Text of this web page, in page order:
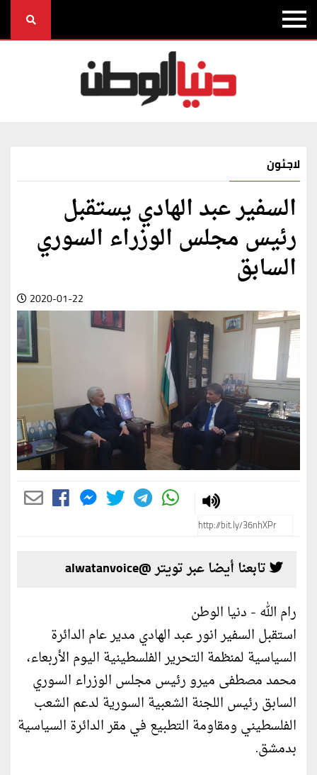
لاجئون
السفير عبد الهادي يستقبل
رئيس مجلس الوزراء السوري
السابق
2020-01-22
تابعنا أيضا عبر تويتر @alwatanvoice
رام الله - دنيا الوطن
استقبل السفير انور عبد الهادي مدير عام الدائرة
السياسية لمنظمة التحرير الفلسطينية اليوم الأربعاء،
محمد مصطفى ميرو رئيس مجلس الوزراء السوري
السابق رئيس اللجنة الشعبية السورية لدعم الشعب
الفلسطيني ومقاومة التطبيع في مقر الدائرة السياسية
بدمشق.